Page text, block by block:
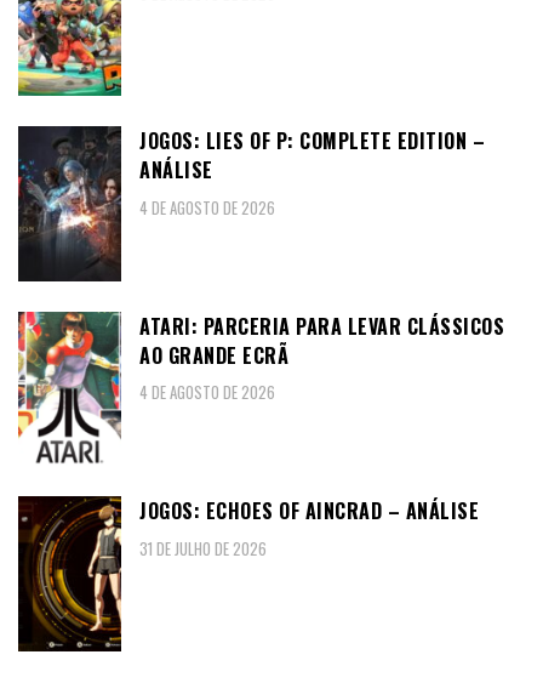
JOGOS: LIES OF P: COMPLETE EDITION –
ANÁLISE
4 DE AGOSTO DE 2026
ATARI: PARCERIA PARA LEVAR CLÁSSICOS
AO GRANDE ECRÃ
4 DE AGOSTO DE 2026
JOGOS: ECHOES OF AINCRAD – ANÁLISE
31 DE JULHO DE 2026